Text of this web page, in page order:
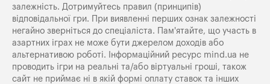
залежність. Дотримуйтесь правил (принципів)
відповідальної гри. При виявленні перших ознак залежності
негайно зверніться до спеціаліста. Пам'ятайте, що участь в
азартних іграх не може бути джерелом доходів або
альтернативою роботі. Інформаційний ресурс mind.ua не
проводить ігри на реальні та/або віртуальні гроші, також
сайт не приймає ні в якій формі оплату ставок та інших